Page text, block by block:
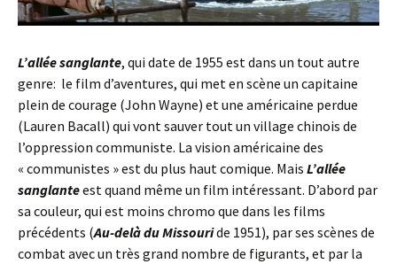
L’allée sanglante, qui date de 1955 est dans un tout autre
genre: le film d’aventures, qui met en scène un capitaine
plein de courage (John Wayne) et une américaine perdue
(Lauren Bacall) qui vont sauver tout un village chinois de
l’oppression communiste. La vision américaine des
« communistes » est du plus haut comique. Mais L’allée
sanglanteest quand même un film intéressant. D’abord par
sa couleur, qui est moins chromo que dans les films
précédents (Au-delà du Missouride 1951), par ses scènes de
combat avec un très grand nombre de figurants, et par la